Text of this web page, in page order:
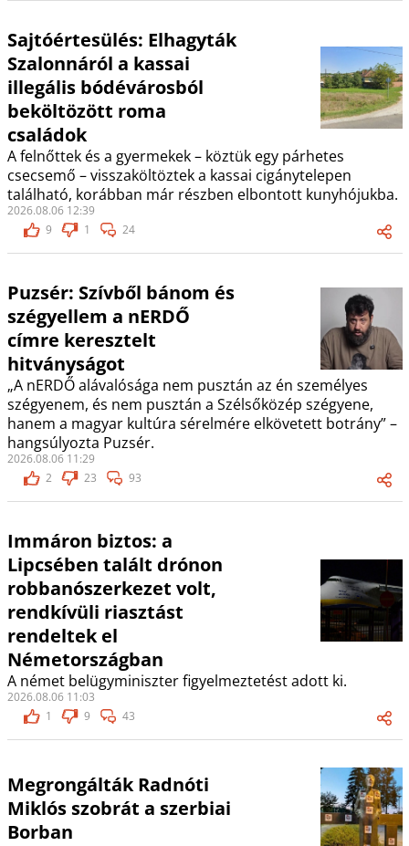
Sajtóértesülés: Elhagyták
Szalonnáról a kassai
illegális bódévárosból
beköltözött roma
családok
A felnőttek és a gyermekek – köztük egy párhetes
csecsemő – visszaköltöztek a kassai cigánytelepen
található, korábban már részben elbontott kunyhójukba.
2026.08.06 12:39
9
1 24
Puzsér: Szívből bánom és
szégyellem a nERDŐ
címre keresztelt
hitványságot
„A nERDŐ alávalósága nem pusztán az én személyes
szégyenem, és nem pusztán a Szélsőközép szégyene,
hanem a magyar kultúra sérelmére elkövetett botrány” –
hangsúlyozta Puzsér.
2026.08.06 11:29
2
23 93
Immáron biztos: a
Lipcsében talált drónon
robbanószerkezet volt,
rendkívüli riasztást
rendeltek el
Németországban
A német belügyminiszter figyelmeztetést adott ki.
2026.08.06 11:03
1
9 43
Megrongálták Radnóti
Miklós szobrát a szerbiai
Borban